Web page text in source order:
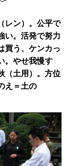
レン）。公平で
い。活発で努力
買う、ケンカっ
。やせ我慢す
（土用）。方位
え＝土の